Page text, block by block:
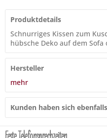
Produktdetails
Schnurriges Kissen zum
hübsche Deko auf dem Sofa
Hersteller
mehr
Kunden haben sich